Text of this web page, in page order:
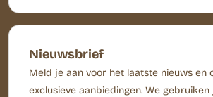
Nieuwsbrief
Meld je aan voor het laatste nieuws en
exclusieve aanbiedingen. We